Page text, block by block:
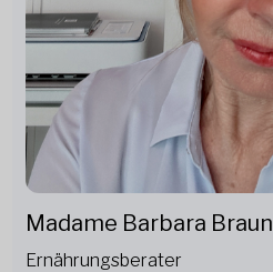
Madame Barbara Braun
Ernährungsberater